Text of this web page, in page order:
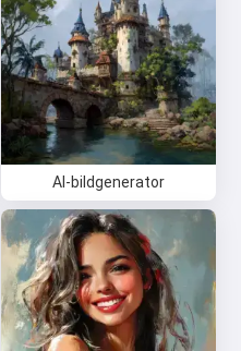
AI-bildgenerator